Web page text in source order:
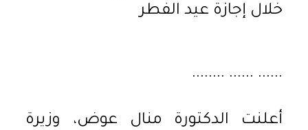
خلال إجازة عيد الفطر
...... ...... ........
أعلنت الدكتورة منال عوض، وزيرة